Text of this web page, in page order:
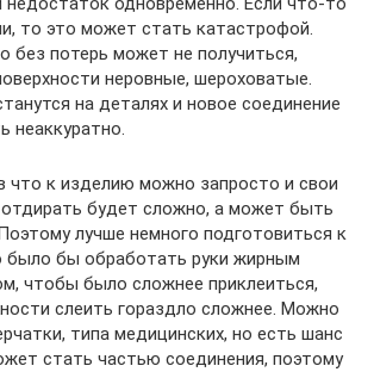
то это может стать катастрофой.
без потерь может не получиться,
неровные, шероховатые.
на деталях и новое соединение
неаккуратно.
что к изделию можно запросто и свои
отдирать будет сложно, а может быть
лучше немного подготовиться к
было бы обработать руки жирным
чтобы было сложнее приклеиться,
слеить гораздло сложнее. Можно
типа медицинских, но есть шанс
стать частью соединения, поэтому